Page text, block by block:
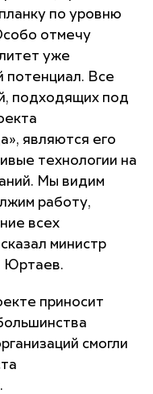
по уровню
отмечу
уже
потенциал. Все
подходящих под
являются его
технологии на
Мы видим
работу,
всех
министр
Юртаев.
приносит
смогли